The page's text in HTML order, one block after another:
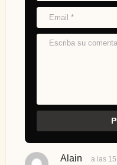
Alain a las